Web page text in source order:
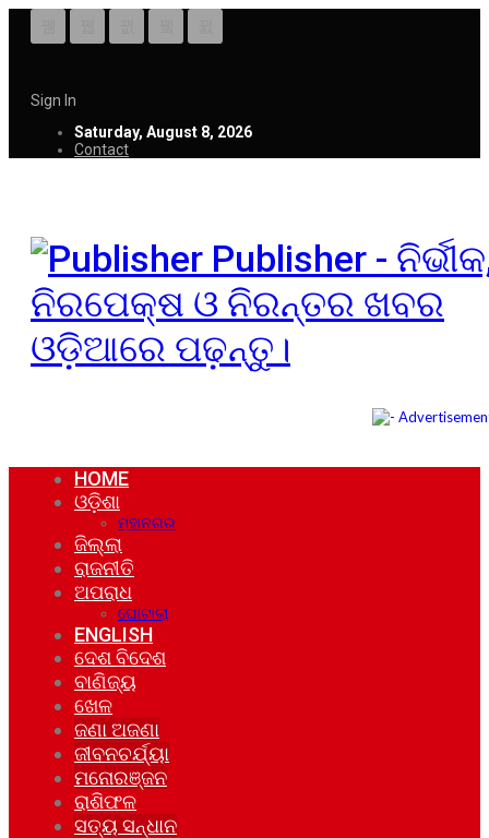
Sign In
Saturday, August 8, 2026
Contact
Publisher -
ନିରପେକ୍ଷ ଓ ନିରନ୍ତର ଖବର
ଓଡ଼ିଆରେ ପଢ଼ନ୍ତୁ।
HOME
ଓଡ଼ିଶା
ମହାନଗର
ଜିଲ୍ଲା
ରାଜନୀତି
ଅପରାଧ
ଘୋଟାଲା
ENGLISH
ଦେଶ ବିଦେଶ
ବାଣିଜ୍ୟ
ଖେଳ
ଜଣା ଅଜଣା
ଜୀବନଚର୍ଯ୍ୟା
ମନୋରଞ୍ଜନ
ରାଶିଫଳ
ସତ୍ୟ ସନ୍ଧାନ